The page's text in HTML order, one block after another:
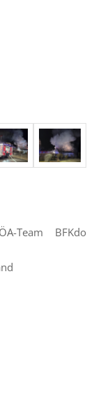
Team BFKdo